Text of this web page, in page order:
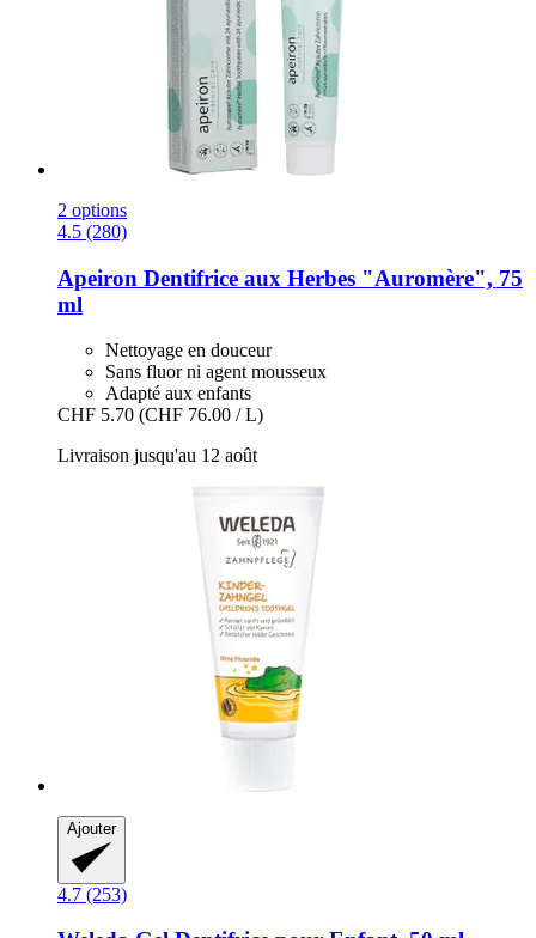
2 options
4.5 (280)
Apeiron Dentifrice aux Herbes "Auromère", 75
ml
Nettoyage en douceur
Sans fluor ni agent mousseux
Adapté aux enfants
CHF 5.70 (CHF 76.00 / L)
Livraison jusqu'au 12 août
Ajouter
4.7 (253)